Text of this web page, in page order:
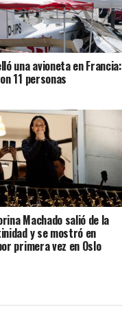
una avioneta en Francia:
11 personas
Machado salió de la
y se mostró en
primera vez en Oslo